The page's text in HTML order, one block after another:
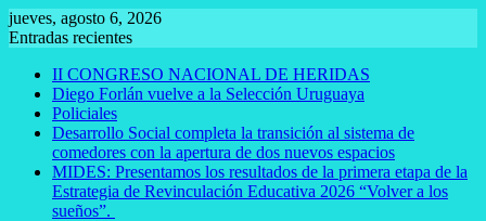
Saltar
al
jueves, agosto 6, 2026
Entradas recientes
II CONGRESO NACIONAL DE HERIDAS
Diego Forlán vuelve a la Selección Uruguaya
Policiales
Desarrollo Social completa la transición al sistema de
comedores con la apertura de dos nuevos espacios
MIDES: Presentamos los resultados de la primera etapa de la
Estrategia de Revinculación Educativa 2026 “Volver a los
sueños”.